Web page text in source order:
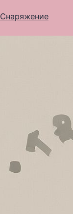
Снаряжение